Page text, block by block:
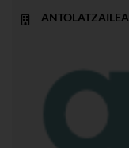
ANTOLATZAILEA